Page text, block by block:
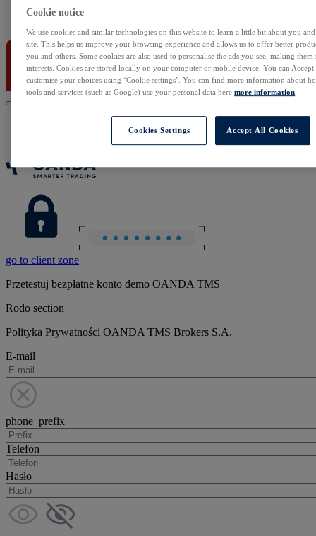
go to client zone
Przetestuj bezpłatne konto demo OANDA TMS
Rodo section
Polityka Prywatności OANDA TMS Brokers S.A.
E-mail
phone_prefix
Telefon
Hasło
Cookie notice
We use cookies and similar technologies on this website to learn a little bit about you
site. This helps us improve your browsing experience and allows us to offer better
you and others. Some cookies are also used to personalise the ads you see, making
interests. Cookies are stored locally on your computer or mobile device. You can
customise your choices using ‘Cookie settings’. You can find more information about
tools and services (such as Google) use your personal data here:more information
Cookies Settings Accept All Cookies